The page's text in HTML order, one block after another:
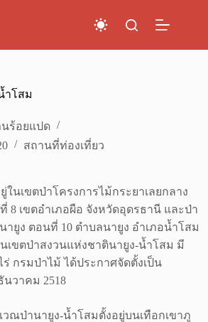
ำโสม
ร้อยแปด
สถานที่ท่องเที่ยว
นเขตป่าโครงการไม้กระยาเลยกลาง
8 เขตอำเภอผือ จังหวัดอุดรธานี และป่า
ายูง ตอนที่ 10 ตำบลนายูง อำเภอน้ำโสม
เขตป่าสงวนแห่งชาตินายูง-น้ำโสม มี
ร่ กรมป่าไม้ ได้ประกาศจัดตั้งเป็น
วาคม 2518
ณป่านายูง-น้ำโสมตั้งอยู่บนเทือกเขาภู